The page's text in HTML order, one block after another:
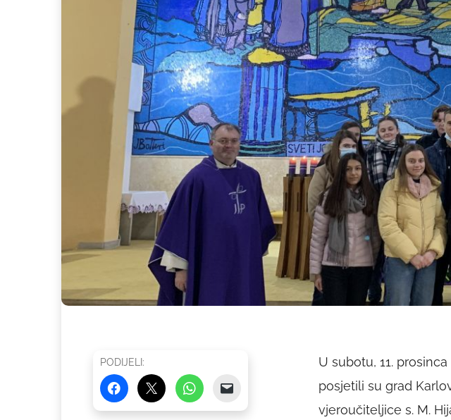
PODIJELI:
U subotu, 11.
posjetili su grad
vjeroučiteljice s. M.